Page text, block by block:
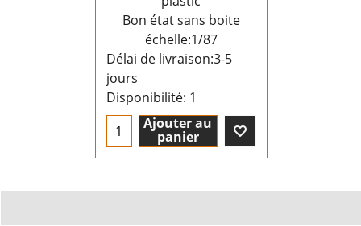
Bon état sans boite
échelle:1/87
Délai de livraison:3-5
jours
Disponibilité: 1
Ajouter au
panier